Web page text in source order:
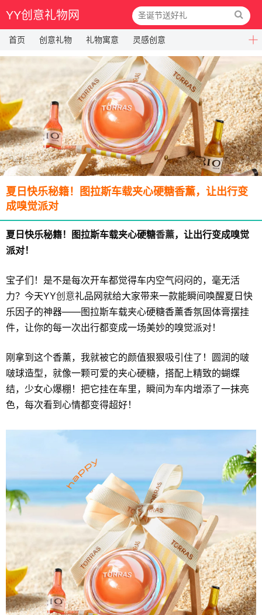
YY创意礼物网
首页 创意礼物 礼物寓意 灵感创意
夏日快乐秘籍！图拉斯车载夹心硬糖香薰，让出行变
成嗅觉派对
夏日快乐秘籍！图拉斯车载夹心硬糖香薰，让出行变成嗅觉
派对！
宝子们！是不是每次开车都觉得车内空气闷闷的，毫无活
力？今天YY创意礼品网就给大家带来一款能瞬间唤醒夏日快
乐因子的神器——图拉斯车载夹心硬糖香薰香氛固体膏摆挂
件，让你的每一次出行都变成一场美妙的嗅觉派对！
刚拿到这个香薰，我就被它的颜值狠狠吸引住了！圆润的啵
啵球造型，就像一颗可爱的夹心硬糖，搭配上精致的蝴蝶
结，少女心爆棚！把它挂在车里，瞬间为车内增添了一抹亮
色，每次看到心情都变得超好！